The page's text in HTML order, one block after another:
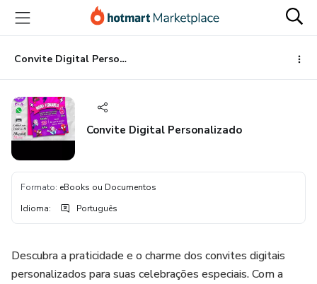
para
conteúdo
principal
para
pagamento
para
rodapé
Convite Digital Personalizado
Convite Digital Personalizado
Formato: eBooks ou Documentos
Idioma: Português
Descubra a praticidade e o charme dos convites digitais
personalizados para suas celebrações especiais. Com a